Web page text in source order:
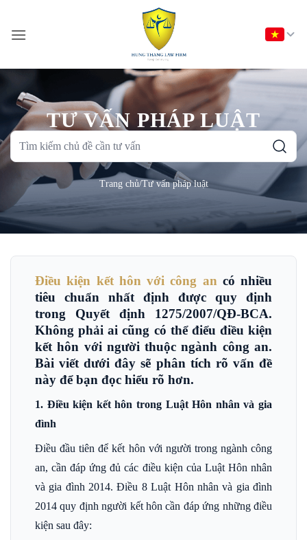
nội
TƯ VẤN PHÁP LUẬT
Tìm
chủ
đề
tư
Trang chủ/Tư vấn pháp luật
Điều kiện kết hôn với công an có nhiều
tiêu chuẩn nhất định được quy định
trong Quyết định 1275/2007/QĐ-BCA.
Không phải ai cũng có thể điểu điều kiện
kết hôn với người thuộc ngành công an.
Bài viết dưới đây sẽ phân tích rõ vấn đề
này để bạn đọc hiểu rõ hơn.
1. Điều kiện kết hôn trong Luật Hôn nhân và gia
đình
Điều đầu tiên để kết hôn với người trong ngành công
an, cần đáp ứng đủ các điều kiện của Luật Hôn nhân
và gia đình 2014. Điều 8 Luật Hôn nhân và gia đình
2014 quy định người kết hôn cần đáp ứng những điều
kiện sau đây: